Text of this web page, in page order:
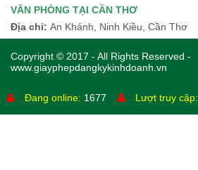
VĂN PHÒNG TẠI CẦN THƠ
Địa chỉ: An Khánh, Ninh Kiều, Cần Thơ
Copyright © 2017 - All Rights Reserved -
www.giayphepdangkykinhdoanh.vn
Đang online: 1677 Lượt truy cập: